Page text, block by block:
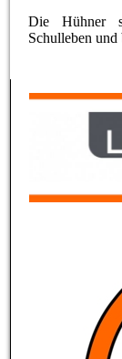
Die Hühner
Schulleben